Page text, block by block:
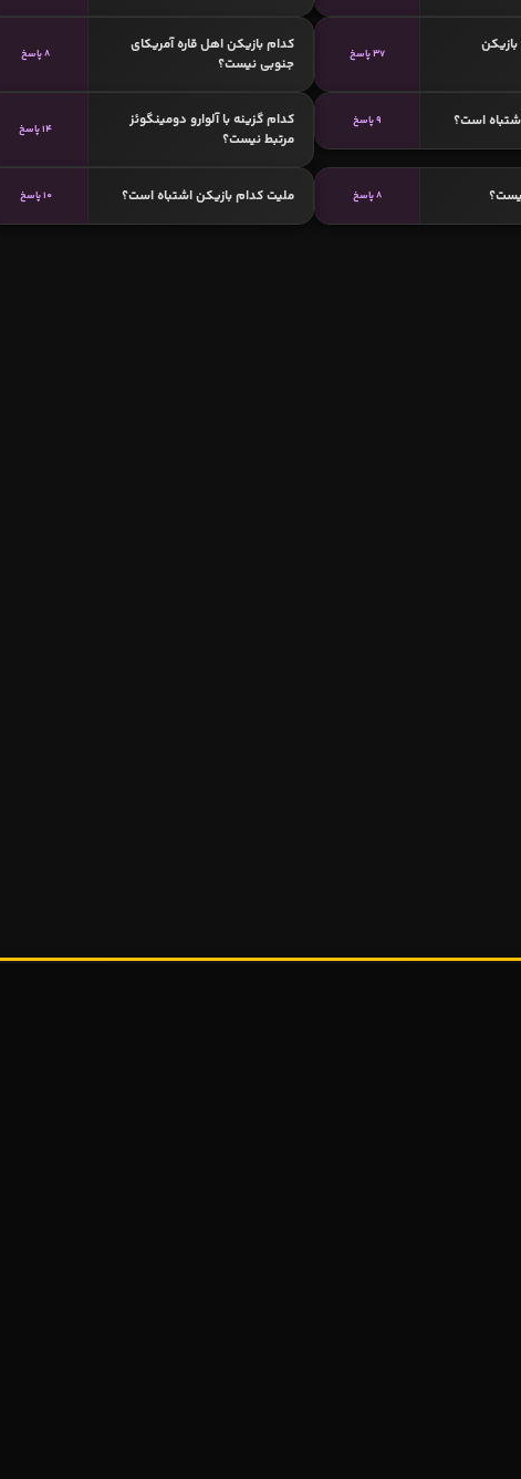
37 پاسخ
کدام بازیکن اهل قاره آمریکای
جنوبی نیست؟
8 پاسخ
است؟ 9 پاسخ
کدام گزینه با آلوارو دومینگوئز
مرتبط نیست؟
14 پاسخ
8 پاسخ ملیت کدام بازیکن اشتباه است؟ 10 پاسخ